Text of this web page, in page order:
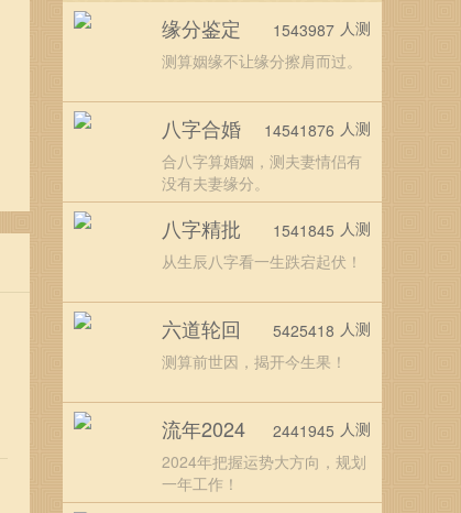
缘分鉴定
测算姻缘不让缘分擦肩而过。
1543987 人测
八字合婚
合八字算婚姻，测夫妻情侣有
没有夫妻缘分。
14541876 人测
八字精批
从生辰八字看一生跌宕起伏！
1541845 人测
六道轮回
测算前世因，揭开今生果！
5425418 人测
流年2024
2024年把握运势大方向，规划
一年工作！
2441945 人测